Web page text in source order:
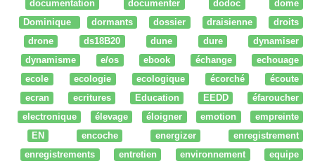
documentation
documenter dodoc
dome
Dominique
dormants dossier draisienne
droits
drone
ds18B20 dune dure
dynamiser
dynamisme
e/os ebook échange
echouage
ecole
ecologie ecologique écorché
écoute
ecran
ecritures Education EEDD
éfaroucher
electronique
élevage éloigner emotion
empreinte
EN
encoche energizer
enregistrement
enregistrements
entretien environnement
equipe